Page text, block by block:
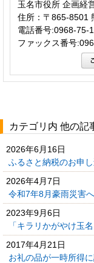
玉名市役所 企画経
住所：〒865-8501
電話番号:0968-75-
ファックス番号
カテゴリ内 他の記
2026年6月16日
ふるさと納税のお申
2026年4月7日
令和7年8月豪雨災害
2023年9月6日
「キラリかがやけ玉
2017年4月21日
お礼の品が一時所得